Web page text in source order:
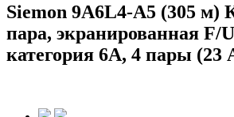
Siemon 9A6L4-A5 (305 м)
пара, экранированная F/
категория 6A, 4 пары (23